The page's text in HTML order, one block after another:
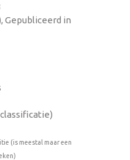
Gepubliceerd in
(is meestal maar een